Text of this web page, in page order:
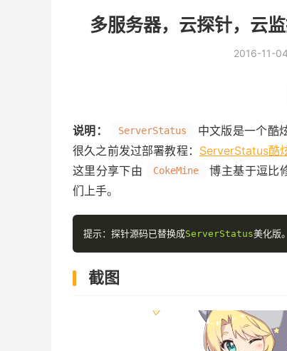
多服务器，云探针，云
2016-11-04
说明： ServerStatus
中文版是一个酷
很久之前发过部署教程： ServerStatus酷
这里分享下由
CokeMine 博主基于逗比
们上手。
提示：探针源码已替换成ServerStatus美化版。
截图